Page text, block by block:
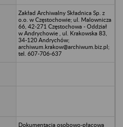
Zakład Archiwalny Składnica Sp. z
o.o. w Częstochowie; ul. Malownicza
66, 42-271 Częstochowa - Oddział
w Andrychowie , ul. Krakowska 83,
34-120 Andrychów;
archiwum.krakow@archiwum.biz.pl;
tel. 607-706-637
Dokumentacja osobowo-płacowa